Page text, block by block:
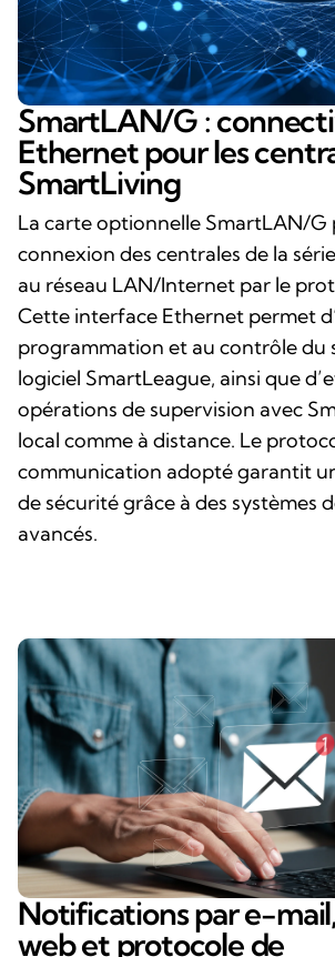
SmartLAN/G :
Ethernet pour les
SmartLiving
La carte optionnelle SmartLAN/G
connexion des centrales de la
au réseau LAN/Internet par le
Cette interface Ethernet permet
programmation et au contrôle du
logiciel SmartLeague, ainsi que
opérations de supervision avec
local comme à distance. Le
communication adopté garantit
de sécurité grâce à des systèmes
avancés.
Notifications par e-
web et protocole de